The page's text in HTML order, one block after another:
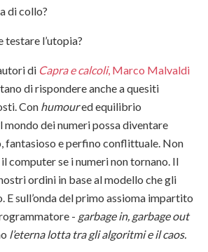
di collo?
testare l’utopia?
di Capra e calcoli, Marco Malvaldi
di rispondere anche a quesiti
Con humoured equilibrio
mondo dei numeri possa diventare
fantasioso e perfino conflittuale. Non
computer se i numeri non tornano. Il
ordini in base al modello che gli
E sull’onda del primo assioma impartito
- garbage in, garbage out
l’eterna lotta tra gli algoritmi e il caos.